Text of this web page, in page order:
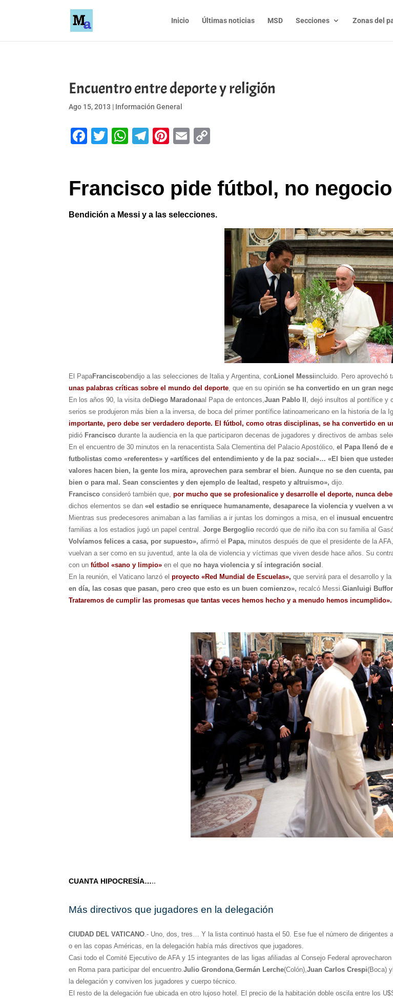
Inicio Últimas noticias MSD Secciones Zonas del
Encuentro entre deporte y religión
Ago 15, 2013 | Información General
Facebook
Twitter
WhatsApp
Telegram
Pinterest
Email
Francisco pide fútbol, no
Bendición a Messi y a las selecciones.
El PapaFranciscobendijo a las selecciones de Italia y Argentina, conLionel Messiincluido. Pero aprovechó
unas palabras críticas sobre el mundo del deporte, que en su opiniónse ha convertido en un gran
En los años 90, la visita deDiego Maradonaal Papa de entonces,Juan Pablo II , dejó insultos al pontífice y
serios se produjeron más bien a la inversa, de boca del primer pontífice latinoamericano en la historia de
importante, pero debe ser verdadero deporte. El fútbol, como otras disciplinas, se ha convertido en
pidió Franciscodurante la audiencia en la que participaron decenas de jugadores y directivos de ambas
En el encuentro de 30 minutos en la renacentista Sala Clementina del Palacio Apostólico,el Papa llenó de
futbolistas como «referentes» y «artífices del entendimiento y de la paz social»… «El bien que
valores hacen bien, la gente los mira, aprovechen para sembrar el bien. Aunque no se den cuenta,
bien o para mal. Sean conscientes y den ejemplo de lealtad, respeto y altruismo», dijo.
Franciscoconsideró también que,por mucho que se profesionalice y desarrolle el deporte, nunca
dichos elementos se dan«el estadio se enriquece humanamente, desaparece la violencia y vuelven a
Mientras sus predecesores animaban a las familias a ir juntas los domingos a misa, en el inusual
familias a los estadios jugó un papel central.Jorge Bergoglio recordó que de niño iba con su familia al
Volvíamos felices a casa, por supuesto», afirmó el Papa, minutos después de que el presidente de la
vuelvan a ser como en su juventud, ante la ola de violencia y víctimas que viven desde hace años. Su
con unfútbol «sano y limpio» en el que no haya violencia y sí integración social .
En la reunión, el Vaticano lanzó elproyecto «Red Mundial de Escuelas», que servirá para el desarrollo y
en día, las cosas que pasan, pero creo que esto es un buen comienzo», recalcó Messi.Gianluigi
Trataremos de cumplir las promesas que tantas veces hemos hecho y a menudo hemos incumplido».
CUANTA HIPOCRESÍA…..
Más directivos que jugadores en la delegación
CIUDAD DEL VATICANO.- Uno, dos, tres… Y la lista continuó hasta el 50. Ese fue el número de dirigentes
o en las copas Américas, en la delegación había más directivos que jugadores.
Casi todo el Comité Ejecutivo de AFA y 15 integrantes de las ligas afiliadas al Consejo Federal
en Roma para participar del encuentro.Julio Grondona,Germán Lerche(Colón),Juan Carlos Crespi(Boca) y
la delegación y conviven los jugadores y cuerpo técnico.
El resto de la delegación fue ubicada en otro lujoso hotel. El precio de la habitación doble oscila entre los